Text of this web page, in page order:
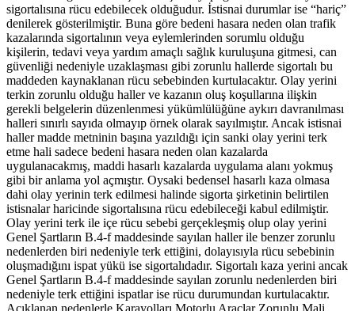
sigortalısına rücu edebilecek olduğudur. İstisnai durumlar ise “hariç”
denilerek gösterilmiştir. Buna göre bedeni hasara neden olan trafik
kazalarında sigortalının veya eylemlerinden sorumlu olduğu
kişilerin, tedavi veya yardım amaçlı sağlık kuruluşuna gitmesi, can
güvenliği nedeniyle uzaklaşması gibi zorunlu hallerde sigortalı bu
maddeden kaynaklanan rücu sebebinden kurtulacaktır. Olay yerini
terkin zorunlu olduğu haller ve kazanın oluş koşullarına ilişkin
gerekli belgelerin düzenlenmesi yükümlülüğüne aykırı davranılması
halleri sınırlı sayıda olmayıp örnek olarak sayılmıştır. Ancak istisnai
haller madde metninin başına yazıldığı için sanki olay yerini terk
etme hali sadece bedeni hasara neden olan kazalarda
uygulanacakmış, maddi hasarlı kazalarda uygulama alanı yokmuş
gibi bir anlama yol açmıştır. Oysaki bedensel hasarlı kaza olmasa
dahi olay yerinin terk edilmesi halinde sigorta şirketinin belirtilen
istisnalar haricinde sigortalısına rücu edebileceği kabul edilmiştir.
Olay yerini terk ile içe rücu sebebi gerçekleşmiş olup olay yerini
Genel Şartların B.4-f maddesinde sayılan haller ile benzer zorunlu
nedenlerden biri nedeniyle terk ettiğini, dolayısıyla rücu sebebinin
oluşmadığını ispat yükü ise sigortalıdadır. Sigortalı kaza yerini ancak
Genel Şartların B.4-f maddesinde sayılan zorunlu nedenlerden biri
nedeniyle terk ettiğini ispatlar ise rücu durumundan kurtulacaktır.
Açıklanan nedenlerle Karayolları Motorlu Araçlar Zorunlu Mali